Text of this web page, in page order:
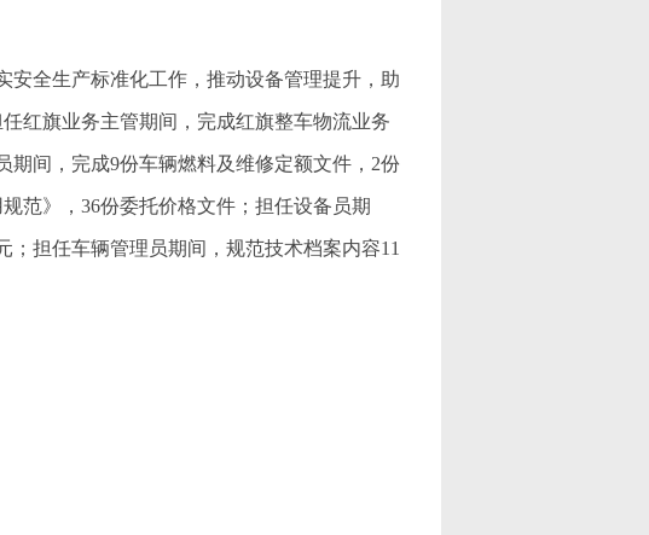
安全生产标准化工作，推动设备管理提升，助
红旗业务主管期间，完成红旗整车物流业务
期间，完成9份车辆燃料及维修定额文件，2份
范》，36份委托价格文件；担任设备员期
；担任车辆管理员期间，规范技术档案内容11